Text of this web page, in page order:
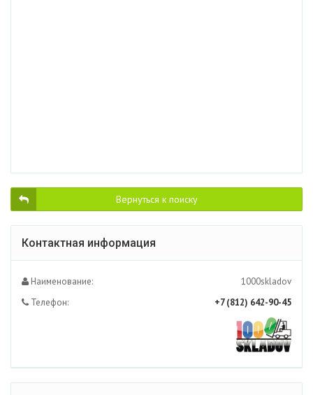
Вернуться к поиску
Контактная информация
Наименование:
1000skladov
Телефон:
+7 (812) 642-90-45